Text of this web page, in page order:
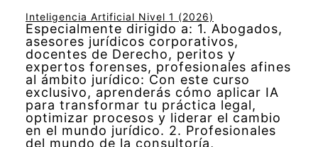
Inteligencia Artificial Nivel 1 (2026)
Especialmente dirigido a: 1. Abogados,
asesores jurídicos corporativos,
docentes de Derecho, peritos y
expertos forenses, profesionales afines
al ámbito jurídico: Con este curso
exclusivo, aprenderás cómo aplicar IA
para transformar tu práctica legal,
optimizar procesos y liderar el cambio
en el mundo jurídico. 2. Profesionales
del mundo de la consultoría,